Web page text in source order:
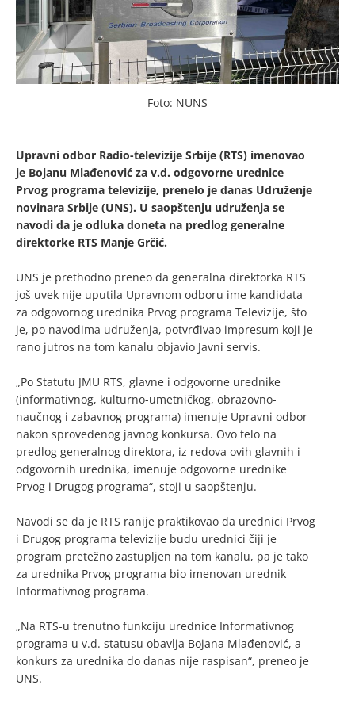
Foto: NUNS
Upravni odbor Radio-televizije Srbije (RTS) imenovao
je Bojanu Mlađenović za v.d. odgovorne urednice
Prvog programa televizije, prenelo je danas Udruženje
novinara Srbije (UNS). U saopštenju udruženja se
navodi da je odluka doneta na predlog generalne
direktorke RTS Manje Grčić.
UNS je prethodno preneo da generalna direktorka RTS
još uvek nije uputila Upravnom odboru ime kandidata
za odgovornog urednika Prvog programa Televizije, što
je, po navodima udruženja, potvrđivao impresum koji je
rano jutros na tom kanalu objavio Javni servis.
„Po Statutu JMU RTS, glavne i odgovorne urednike
(informativnog, kulturno-umetničkog, obrazovno-
naučnog i zabavnog programa) imenuje Upravni odbor
nakon sprovedenog javnog konkursa. Ovo telo na
predlog generalnog direktora, iz redova ovih glavnih i
odgovornih urednika, imenuje odgovorne urednike
Prvog i Drugog programa“, stoji u saopštenju.
Navodi se da je RTS ranije praktikovao da urednici Prvog
i Drugog programa televizije budu urednici čiji je
program pretežno zastupljen na tom kanalu, pa je tako
za urednika Prvog programa bio imenovan urednik
Informativnog programa.
„Na RTS-u trenutno funkciju urednice Informativnog
programa u v.d. statusu obavlja Bojana Mlađenović, a
konkurs za urednika do danas nije raspisan“, preneo je
UNS.